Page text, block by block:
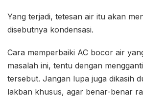
Yang terjadi, tetesan air itu akan
disebutnya kondensasi.
Cara memperbaiki AC bocor air
masalah ini, tentu dengan
tersebut. Jangan lupa juga dikasih
lakban khusus, agar benar-benar